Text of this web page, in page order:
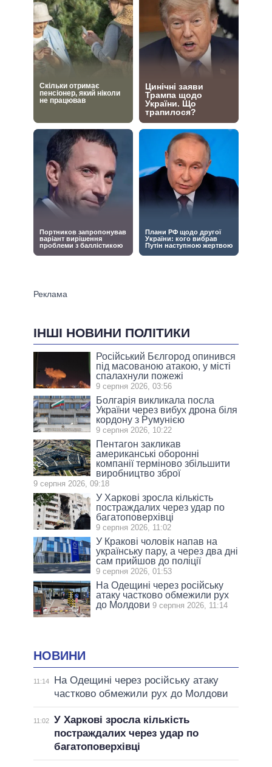
ІНШІ НОВИНИ ПОЛІТИКИ
Російський Бєлгород опинився
під масованою атакою, у місті
спалахнули пожежі
9 серпня 2026, 03:56
Болгарія викликала посла
України через вибух дрона біля
кордону з Румунією
9 серпня 2026, 10:22
Пентагон закликав
американські оборонні
компанії терміново збільшити
виробництво зброї
9 серпня 2026, 09:18
У Харкові зросла кількість
постраждалих через удар по
багатоповерхівці
9 серпня 2026, 11:02
У Кракові чоловік напав на
українську пару, а через два дні
сам прийшов до поліції
9 серпня 2026, 01:53
На Одещині через російську
атаку частково обмежили рух
до Молдови 9 серпня 2026, 11:14
НОВИНИ
11:14
На Одещині через російську атаку
частково обмежили рух до Молдови
11:02
У Харкові зросла кількість
постраждалих через удар по
багатоповерхівці